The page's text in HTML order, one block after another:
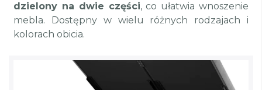
dzielony na dwie części, co ułatwia wnoszenie
mebla. Dostępny w wielu różnych rodzajach i
kolorach obicia.